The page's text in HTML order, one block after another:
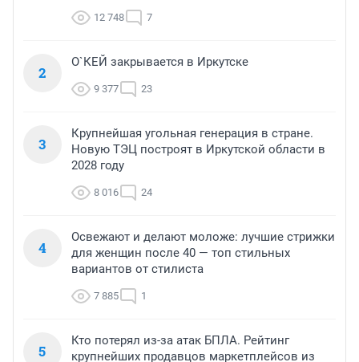
12 748 7
2
О`КЕЙ закрывается в Иркутске
9 377 23
3
Крупнейшая угольная генерация в стране.
Новую ТЭЦ построят в Иркутской области в
2028 году
8 016 24
4
Освежают и делают моложе: лучшие стрижки
для женщин после 40 — топ стильных
вариантов от стилиста
7 885 1
5
Кто потерял из-за атак БПЛА. Рейтинг
крупнейших продавцов маркетплейсов из